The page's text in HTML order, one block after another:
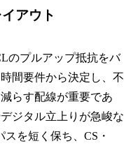
アウト
のプルアップ抵抗をバ
間要件から決定し、不
らす配線が重要であ
ジタル立上りが急峻な
スを短く保ち、CS・